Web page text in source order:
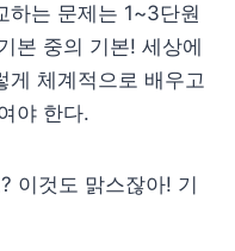
하는 문제는 1~3단원
본 중의 기본! 세상에
게 체계적으로 배우고
야 한다.
이것도 맑스잖아! 기